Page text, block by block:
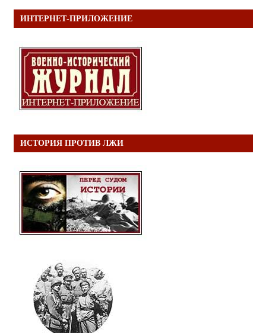
ИНТЕРНЕТ-ПРИЛОЖЕНИЕ
ИСТОРИЯ ПРОТИВ ЛЖИ